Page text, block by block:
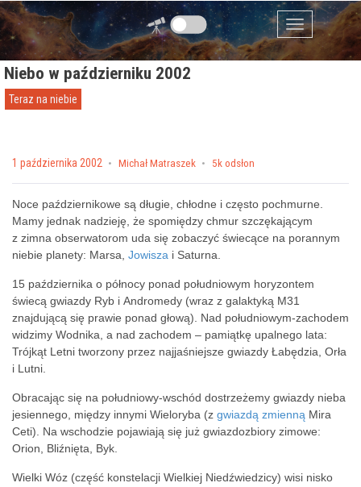
Przejdź do zawartości
Menu
Niebo w październiku 2002
Teraz na niebie
Posted on
1 października 2002 by Michał Matraszek 5k odsłon
Noce październikowe są długie, chłodne i często pochmurne.
Mamy jednak nadzieję, że spomiędzy chmur szczękającym
z zimna obserwatorom uda się zobaczyć świecące na porannym
niebie planety: Marsa, Jowisza i Saturna.
15 października o północy ponad południowym horyzontem
świecą gwiazdy Ryb i Andromedy (wraz z galaktyką M31
znajdującą się prawie ponad głową). Nad południowym-zachodem
widzimy Wodnika, a nad zachodem – pamiątkę upalnego lata:
Trójkąt Letni tworzony przez najjaśniejsze gwiazdy Łabędzia, Orła
i Lutni.
Obracając się na południowy-wschód dostrzeżemy gwiazdy nieba
jesiennego, między innymi Wieloryba (z gwiazdą zmienną Mira
Ceti). Na wschodzie pojawiają się już gwiazdozbiory zimowe:
Orion, Bliźnięta, Byk.
Wielki Wóz (część konstelacji Wielkiej Niedźwiedzicy) wisi nisko